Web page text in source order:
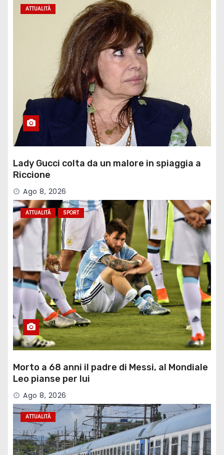
ATTUALITÀ
Lady Gucci colta da un malore in spiaggia a
Riccione
Ago 8, 2026
ATTUALITÀ SPORT
Morto a 68 anni il padre di Messi, al Mondiale
Leo pianse per lui
Ago 8, 2026
ATTUALITÀ